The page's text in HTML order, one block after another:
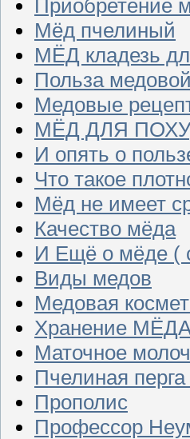
Приобретение
Мёд пчелиный
МЁД кладезь
Польза
Медовые
МЁД ДЛЯ
И опять о
Что такое
Мёд не имеет
Качество мёда
И Ещё о мёде (
Виды медов
Медовая
Хранение
Маточное
Пчелиная
Прополис
Профессор